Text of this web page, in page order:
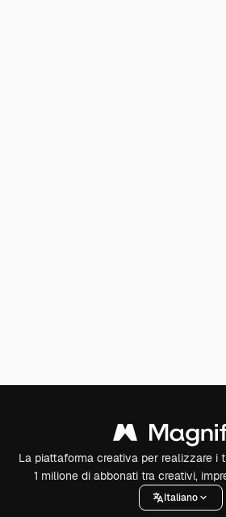
La piattaforma creativa per realizzare i
1 milione di abbonati tra creativi,
Italiano